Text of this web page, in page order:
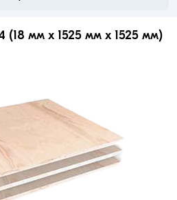
мм x 1525 мм x 1525 мм)